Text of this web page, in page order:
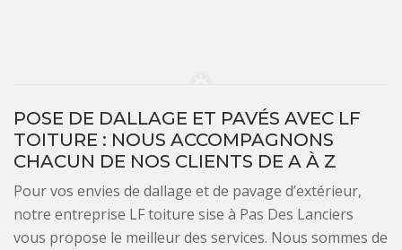
POSE DE DALLAGE ET PAVÉS AVEC LF
TOITURE : NOUS ACCOMPAGNONS
CHACUN DE NOS CLIENTS DE A À Z
Pour vos envies de dallage et de pavage d’extérieur,
notre entreprise LF toiture sise à Pas Des Lanciers
vous propose le meilleur des services. Nous sommes de